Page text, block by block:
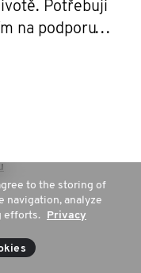
Potřebuji
na podporu
to the storing of
navigation, analyze
efforts.
Privacy